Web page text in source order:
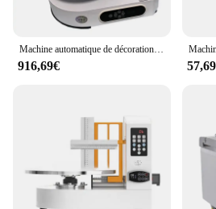
Machine automatique de décoration de gâteaux à vendre
916,69€